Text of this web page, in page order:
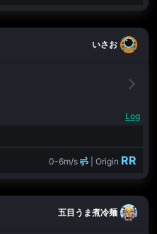
いさお
Log
0-6m/s | Origin RR
五目うま煮冷麺